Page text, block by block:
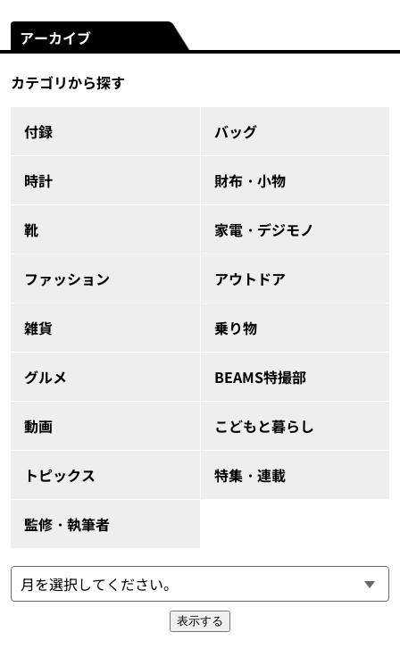
アーカイブ
カテゴリから探す
付録 バッグ
時計 財布・小物
靴 家電・デジモノ
ファッション アウトドア
雑貨 乗り物
グルメ BEAMS特撮部
動画 こどもと暮らし
トピックス 特集・連載
監修・執筆者
表示する